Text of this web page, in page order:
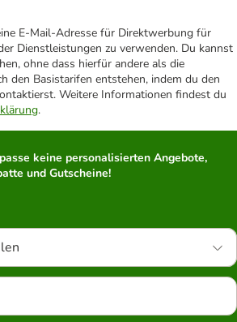
E-Mail-Adresse für Direktwerbung für
Dienstleistungen zu verwenden. Du kannst
ohne dass hierfür andere als die
den Basistarifen entstehen, indem du den
Weitere Informationen findest du
.
keine personalisierten Angebote,
und Gutscheine!